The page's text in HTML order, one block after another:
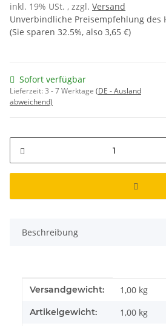
inkl. 19% USt. , zzgl. Versand
Unverbindliche Preisempfehlung des
(Sie sparen 32.5%, also 3,65 €)
Sofort verfügbar
Lieferzeit:3 - 7 Werktage (DE - Ausland
abweichend)
Beschreibung
Produkteigenschaft
Wert
Versandgewicht: 1,00 kg
Artikelgewicht: 1,00 kg